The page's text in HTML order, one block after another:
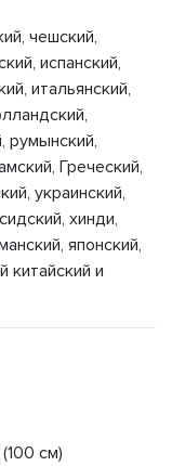
чешский,
испанский,
итальянский,
румынский,
Греческий,
украинский,
хинди,
японский,
китайский и
см)